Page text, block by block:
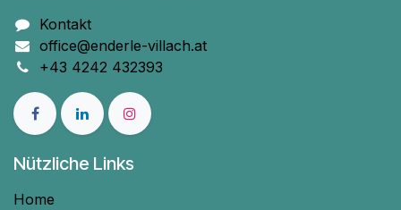
Kontakt
office@enderle-villach.at
+43 4242 432393
Nützliche Links
Home